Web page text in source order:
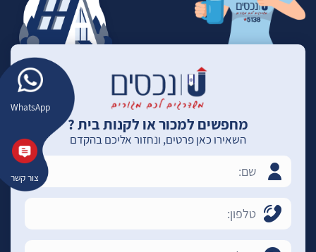
WhatsApp
צור קשר
מחפשים למכור או לקנות בית ?
השאירו כאן פרטים, ונחזור אליכם בהקדם